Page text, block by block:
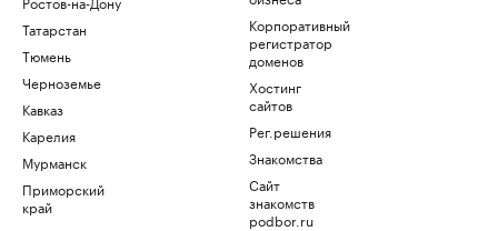
Татарстан
Тюмень
Черноземье
Кавказ
Карелия
Мурманск
Приморский
край
Корпоративный
регистратор
доменов
Хостинг
сайтов
Рег.решения
Знакомства
Сайт
знакомств
podbor.ru